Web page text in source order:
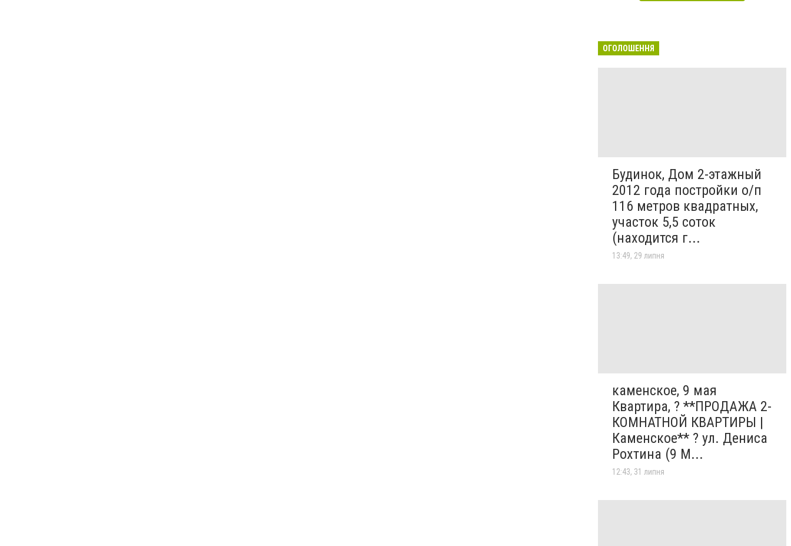
ОГОЛОШЕННЯ
Будинок, Дом 2-этажный
2012 года постройки о/п
116 метров квадратных,
участок 5,5 соток
(находится г...
13:49, 29 липня
каменское, 9 мая
Квартира, ? **ПРОДАЖА 2-
КОМНАТНОЙ КВАРТИРЫ |
Каменское** ? ул. Дениса
Рохтина (9 М...
12:43, 31 липня